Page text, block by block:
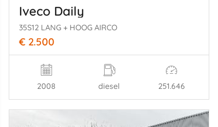
Iveco Daily
35S12 LANG + HOOG AIRCO
€ 2.500
2008 diesel 251.646